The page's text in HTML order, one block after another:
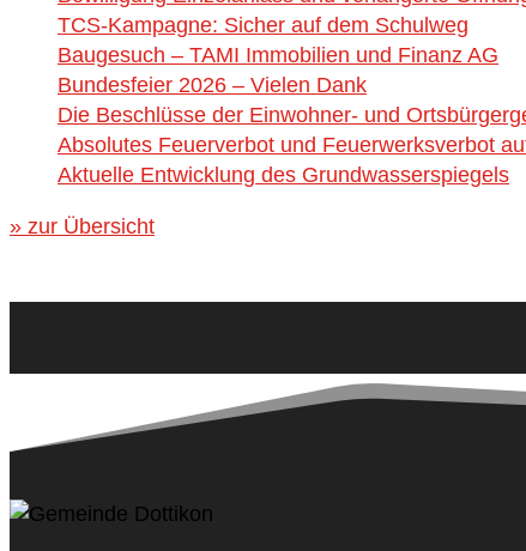
TCS-Kampagne: Sicher auf dem Schulweg
Baugesuch – TAMI Immobilien und Finanz AG
Bundesfeier 2026 – Vielen Dank
Die Beschlüsse der Einwohner- und
Absolutes Feuerverbot und Feuerwerksverbot
Aktuelle Entwicklung des Grundwasserspiegels
» zur Übersicht